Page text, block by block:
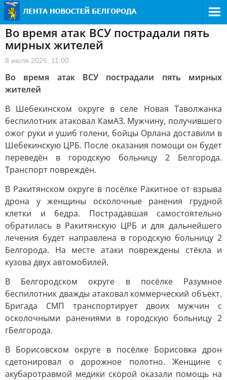
Во время атак ВСУ пострадали пять
мирных жителей
8 июля 2026, 11:00
Во время атак ВСУ пострадали пять мирных
жителей
В Шебекинском округе в селе Новая Таволжанка
беспилотник атаковал КамАЗ. Мужчину, получившего
ожог руки и ушиб голени, бойцы Орлана доставили в
Шебекинскую ЦРБ. После оказания помощи он будет
переведён в городскую больницу 2 Белгорода.
Транспорт повреждён.
В Ракитянском округе в посёлке Ракитное от взрыва
дрона у женщины осколочные ранения грудной
клетки и бедра. Пострадавшая самостоятельно
обратилась в Ракитянскую ЦРБ и для дальнейшего
лечения будет направлена в городскую больницу 2
Белгорода. На месте атаки повреждены стёкла и
кузова двух автомобилей.
В Белгородском округе в посёлке Разумное
беспилотник дважды атаковал коммерческий объект.
Бригада СМП транспортирует двоих мужчин с
осколочными ранениями в городскую больницу 2
гБелгорода.
В Борисовском округе в посёлке Борисовка дрон
сдетонировал о дорожное полотно. Женщине с
акубаротравмой медики скорой оказали помощь на